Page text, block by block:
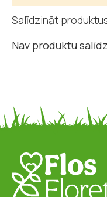
Salīdzināt
Nav produktu